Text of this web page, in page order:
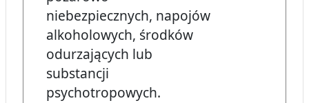
niebezpiecznych, napojów
alkoholowych, środków
odurzających lub
substancji
psychotropowych.